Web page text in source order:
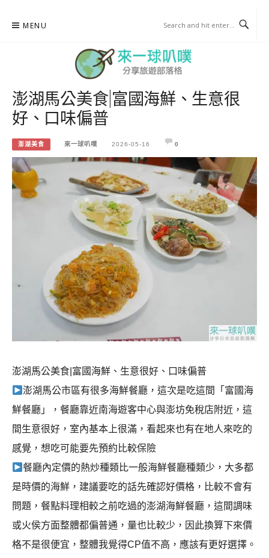
MENU
來一球叭噗
分享日本自助部落格
澎湖馬公美食|富國海鮮、生意很
好、口味偏普
澎湖美食 來一球叭噗 2026-05-16 0
澎湖馬公美食|富國海鮮、生意很好、口味偏普
澎湖馬公市區有很多海鮮餐廳，這次是吃這間「富國海
鮮餐廳」，餐廳靠近南海遊客中心與澎坊免稅店附近，這
間生意很好，室內基本上很滿，看起來也有在地人來吃的
感覺，想吃可能要先預約比較保險
餐廳內定價的熱炒種類比一般海鮮餐廳種類少，大多都
是時價的海鮮，建議要吃的話先確認好價格，比較不會有
問題，餐點料理相較之前吃過的澎湖海鮮餐廳，這間調味
或火侯方面整體都偏普通，量也比較少，因此換算下來價
格不是很便宜，整體我覺得CP值不高，應該有更好選擇。